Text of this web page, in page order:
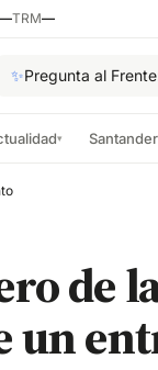
—TRM—
✨Pregunta al
▾ Santander
de
un